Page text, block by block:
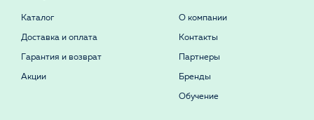
Каталог
Доставка и оплата
Гарантия и возврат
Акции
О компании
Контакты
Партнеры
Бренды
Обучение